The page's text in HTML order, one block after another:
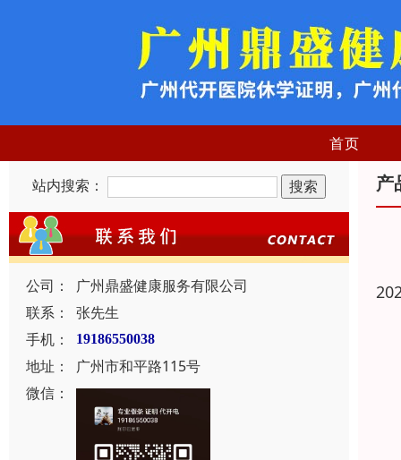
首页
站内搜索：
公司：
广州鼎盛健康服务有限公司
联系：
张先生
手机：
19186550038
地址：
广州市和平路115号
微信：
产